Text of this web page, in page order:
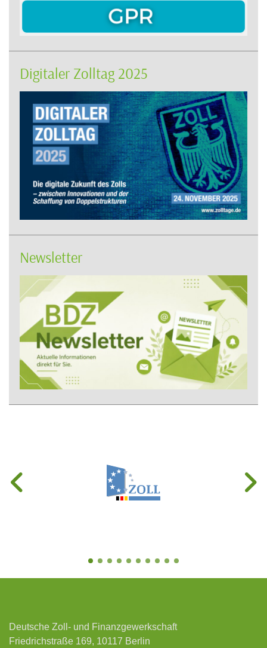
Digitaler Zolltag 2025
Newsletter
Deutsche Zoll- und Finanzgewerkschaft
Friedrichstraße 169, 10117 Berlin